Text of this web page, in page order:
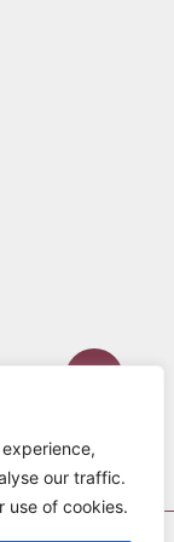
our traffic.
use of cookies.